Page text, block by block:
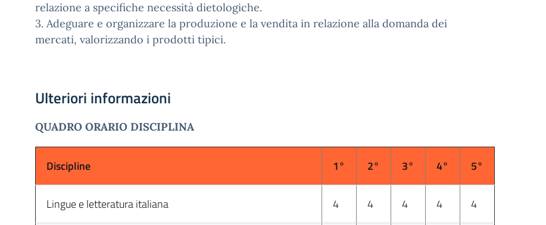
relazione a specifiche necessità dietologiche.
3. Adeguare e organizzare la produzione e la vendita in relazione alla domanda dei
mercati, valorizzando i prodotti tipici.
Ulteriori informazioni
QUADRO ORARIO DISCIPLINA
Discipline 1° 2° 3° 4° 5°
Lingue e letteratura italiana 4 4 4 4 4